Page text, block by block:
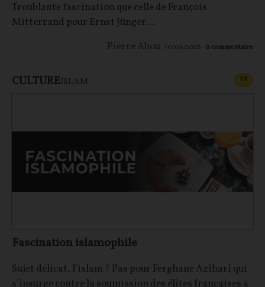
Troublante fascination que celle de François
Mitterrand pour Ernst Jünger…
Pierre Abou 10/06/2026 0 commentaire
CULTUREISLAM FP
Fascination islamophile
Sujet délicat, l’islam ? Pas pour Ferghane Azihari qui
s’insurge contre la soumission des élites françaises à